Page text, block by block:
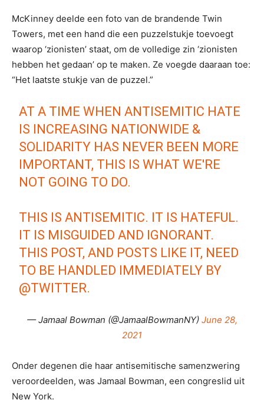
McKinney deelde een foto van de brandende Twin
Towers, met een hand die een puzzelstukje toevoegt
waarop ‘zionisten’ staat, om de volledige zin ‘zionisten
hebben het gedaan’ op te maken. Ze voegde daaraan toe:
“Het laatste stukje van de puzzel.”
AT A TIME WHEN ANTISEMITIC HATE
IS INCREASING NATIONWIDE &
SOLIDARITY HAS NEVER BEEN MORE
IMPORTANT, THIS IS WHAT WE'RE
NOT GOING TO DO.
THIS IS ANTISEMITIC. IT IS HATEFUL.
IT IS MISGUIDED AND IGNORANT.
THIS POST, AND POSTS LIKE IT, NEED
TO BE HANDLED IMMEDIATELY BY
@TWITTER.
— Jamaal Bowman (@JamaalBowmanNY) June 28,
2021
Onder degenen die haar antisemitische samenzwering
veroordeelden, was Jamaal Bowman, een congreslid uit
New York.